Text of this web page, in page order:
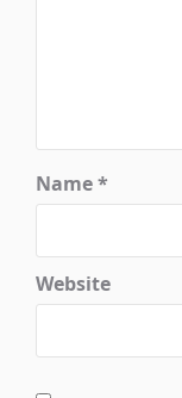
Name*
Website